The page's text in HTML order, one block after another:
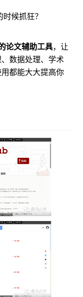
候抓狂？
论文辅助工具，让
数据处理、学术
都能大大提高你